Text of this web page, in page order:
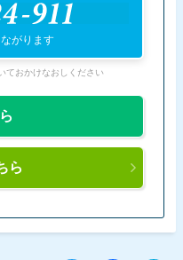
911
がります
ておかけなおしください
ら